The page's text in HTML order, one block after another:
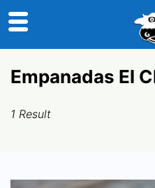
toEmpanadas El
1 Result